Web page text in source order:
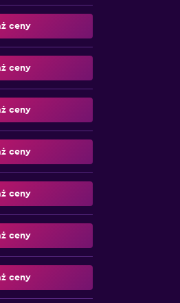
ceny
ceny
ceny
ceny
ceny
ceny
ceny